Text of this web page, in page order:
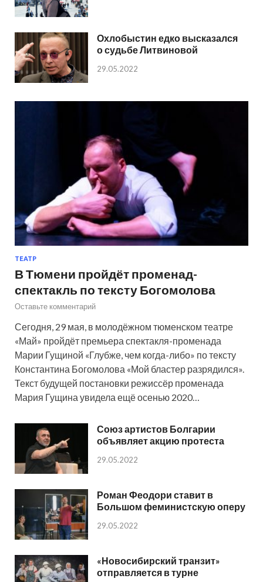
Охлобыстин едко высказался
о судьбе Литвиновой
29.05.2022
ТЕАТР
В Тюмени пройдёт променад-
спектакль по тексту Богомолова
Оставьте комментарий
Сегодня, 29 мая, в молодёжном тюменском театре
«Май» пройдёт премьера спектакля-променада
Марии Гущиной «Глубже, чем когда-либо» по тексту
Константина Богомолова «Мой бластер разрядился».
Текст будущей постановки режиссёр променада
Мария Гущина увидела ещё осенью 2020…
Союз артистов Болгарии
объявляет акцию протеста
29.05.2022
Роман Феодори ставит в
Большом феминистскую оперу
29.05.2022
«Новосибирский транзит»
отправляется в турне